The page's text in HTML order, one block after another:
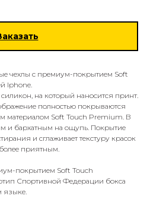
чехлы с премиум-покрытием Soft
Iphone.
на который наносится принт.
полностью покрываются
материалом Soft Touch Premium. В
и бархатным на ощупь. Покрытие
и сглаживает текстуру красок
приятным.
покрытием Soft Touch
Спортивной Федерации бокса
языке.